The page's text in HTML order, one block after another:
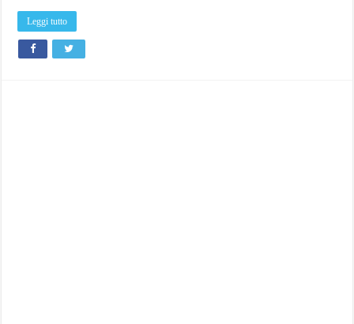
Leggi tutto